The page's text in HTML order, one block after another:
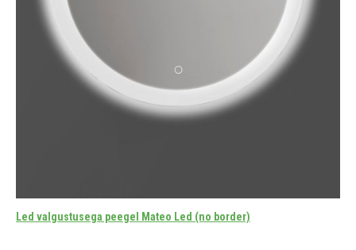
Led valgustusega peegel Mateo Led (no border)